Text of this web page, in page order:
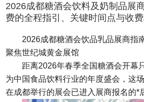
2026成都糖酒会饮料及奶制品展
费的全程指引、关键时间点与收
2026成都糖酒会饮品乳品展商指
聚焦世纪城黄金展馆
距离2026年春季全国糖酒会开幕
为中国食品饮料行业的年度盛会，这
在成都举行的展会已进入展商报名的*